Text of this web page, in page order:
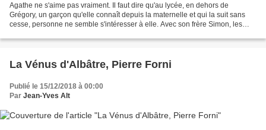
Agathe ne s'aime pas vraiment. Il faut dire qu'au lycée, en dehors de
Grégory, un garçon qu'elle connaît depuis la maternelle et qui la suit sans
cesse, personne ne semble s'intéresser à elle. Avec son frère Simon, les
La Vénus d'Albâtre, Pierre Forni
Publié le 15/12/2018 à 00:00
Par Jean-Yves Alt